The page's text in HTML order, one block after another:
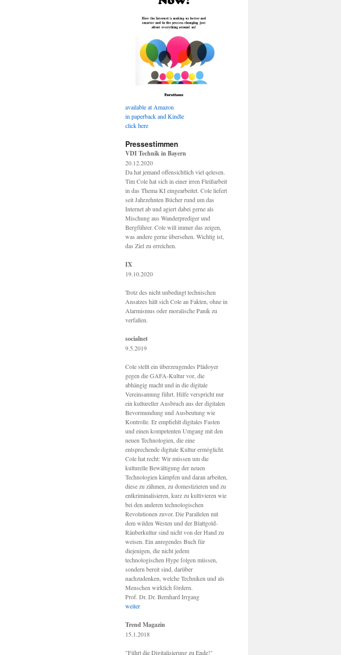
available at Amazon
in paperback and Kindle
click here
Pressestimmen
VDI Technik in Bayern
20.12.2020
Da hat jemand offensichtlich viel qelesen.
Tim Cole hat sich in einer irren Fleißarbeit
in das Thema KI eingearbeitet. Cole liefert
seit Jahrzehnten Bücher rund um das
Internet ab und agiert dabei gerne als
Mischung aus Wanderprediger und
Bergführer. Cole will immer das zeigen,
was andere gerne übersehen. Wichtig ist,
das Ziel zu erreichen.
IX
19.10.2020
Trotz des nicht unbedingt technischen
Ansatzes hält sich Cole an Fakten, ohne in
Alarmismus oder moralische Panik zu
verfallen.
socialnet
9.5.2019
Cole stellt ein überzeugendes Plädoyer
gegen die GAFA-Kultur vor, die
abhängig macht und in die digitale
Vereinsamung führt. Hilfe verspricht nur
ein kultureller Ausbruch aus der digitalen
Bevormundung und Ausbeutung wie
Kontrolle. Er empfiehlt digitales Fasten
und einen kompetenten Umgang mit den
neuen Technologien, die eine
entsprechende digitale Kultur ermöglicht.
Cole hat recht: Wir müssen um die
kulturelle Bewältigung der neuen
Technologien kämpfen und daran arbeiten,
diese zu zähmen, zu domestizieren und zu
entkriminalisieren, kurz zu kultivieren wie
bei den anderen technologischen
Revolutionen zuvor. Die Parallelen mit
dem wilden Westen und der Blattgold-
Räuberkultur sind nicht von der Hand zu
weisen. Ein anregendes Buch für
diejenigen, die nicht jedem
technologischen Hype folgen müssen,
sondern bereit sind, darüber
nachzudenken, welche Techniken und als
Menschen wirklich fördern.
Prof. Dr. Dr. Bernhard Irrgang
weiter
Trend Magazin
15.1.2018
"Führt die Digitalisierung zu Ende!"